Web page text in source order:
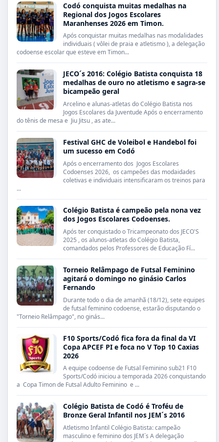
Codó conquista muitas medalhas na
Regional dos Jogos Escolares
Maranhenses 2026 em Timon.
Após conquistar muitas medalhas nas modalidades
individuais ( vôlei de praia e atletismo ), a delegação
codoense escolar que esteve em Timon...
JECO´s 2016: Colégio Batista conquista 18
medalhas de ouro no atletismo e sagra-se
bicampeão geral
Arcelino e alunas-atletas do Colégio Batista nos
Jogos Escolares da Juventude Após o encerramento
do tênis de mesa e Jiu Jitsu , as ate...
Festival GHC de Voleibol e Handebol foi
um sucesso em Codó
Após o encerramento dos Jogos Escolares
Codoenses 2026, os campeões das modaidades
coletivas e individuais intensificaram os treinos para
...
Colégio Batista é campeão pela nona vez
dos Jogos Escolares Codoenses.
Após ter conquistado o Tricampeonato dos JECO'S
2025 , os alunos-atletas do Colégio Batista,
comandados pelos Professores de Educação Fí...
Torneio Relâmpago de Futsal Feminino
agitará o domingo no ginásio Carlos
Fernando
Durante todo o dia de amanhã (18/12), sete equipes
de futsal feminino codoense, estarão disputando o
"Torneio Relâmpago", no ginás...
F10 Sports/Codó fica fora da final da VI
Copa APCEF PI e foca no V Top 10 Caxias
2026
A equipe codoense de Futsal Feminino sub21 F10
Sports/Codó iniciou a temporada 2026 conquistando
a Copa Timon de Futsal Adulto Feminino e ...
Colégio Batista de Codó é Troféu de
Bronze Geral Infantil nos JEM´s 2016
Atletismo Infantil Colégio Batista: campeão
masculino e feminino dos JEM´s A delegação